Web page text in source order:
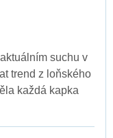
suchu v
trend z loňského
každá kapka